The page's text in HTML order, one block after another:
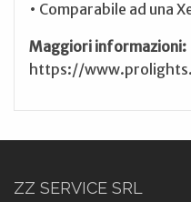
• Comparabile ad una
Maggiori informazioni:
https://
ZZ SERVICE SRL